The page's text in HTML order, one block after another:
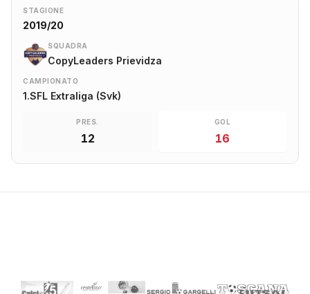
STAGIONE
2019/20
SQUADRA
CopyLeaders Prievidza
CAMPIONATO
1.SFL Extraliga (Svk)
PRES.
12
GOL
16